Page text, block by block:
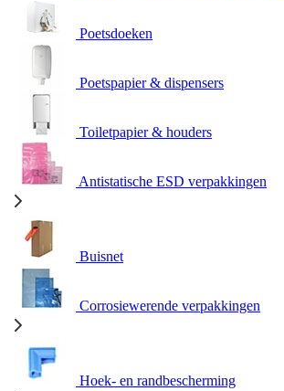
Poetsdoeken
Poetspapier & dispensers
Toiletpapier & houders
Antistatische ESD verpakkingen
Buisnet
Corrosiewerende verpakkingen
Hoek- en randbescherming